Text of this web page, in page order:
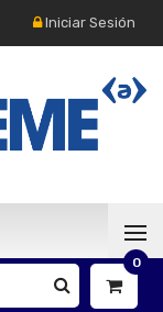
Iniciar Sesión
0